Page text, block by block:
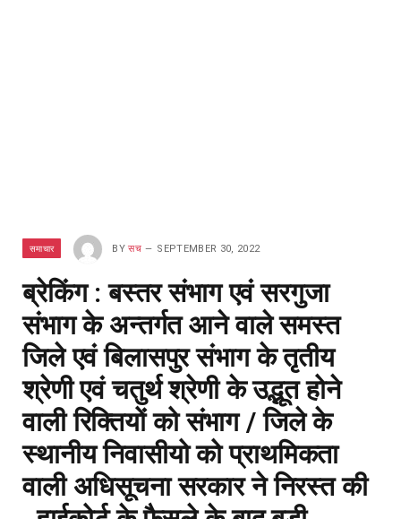
समाचार BY सच SEPTEMBER 30, 2022
ब्रेकिंग : बस्तर संभाग एवं सरगुजा
संभाग के अन्तर्गत आने वाले समस्त
जिले एवं बिलासपुर संभाग के तृतीय
श्रेणी एवं चतुर्थ श्रेणी के उद्भूत होने
वाली रिक्तियों को संभाग / जिले के
स्थानीय निवासीयो को प्राथमिकता
वाली अधिसूचना सरकार ने निरस्त की